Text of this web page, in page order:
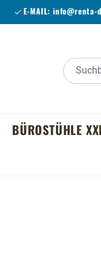
E-MAIL:info@renta-
BÜROSTÜHLE